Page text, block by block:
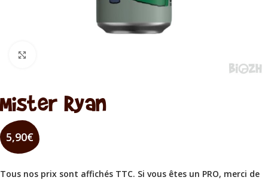
Mister Ryan
5,90€
Tous nos prix sont affichés TTC. Si vous êtes un PRO, merci de